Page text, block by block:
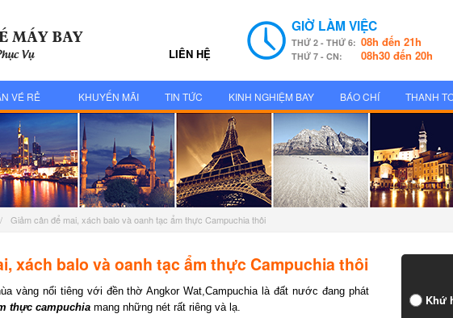
LIÊN HỆ
GIỜ LÀM VIỆC
THỨ 2 - THỨ 6:08h đến 21h
THỨ 7 - CN: 08h30 đến 20h
VÉ RẺ KHUYẾN MÃI TIN TỨC KINH NGHIỆM BAY BÁO CHÍ THANH
/ Giảm cân để mai, xách balo và oanh tạc ẩm thực Campuchia thôi
xách balo và oanh tạc ẩm thực Campuchia thôi
vàng nổi tiêng với đền thờ Angkor Wat,Campuchia là đất nước đang phát
thực campuchiamang những nét rất riêng và lạ. Khứ